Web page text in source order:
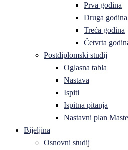
Prva godina
Druga godina
Treća godina
Četvrta
Postdiplomski studij
Oglasna tabla
Nastava
Ispiti
Ispitna pitanja
Nastavni plan
Bijeljina
Osnovni studij